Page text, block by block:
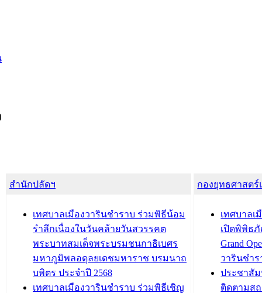
สำนักปลัดฯ
เทศบาลเมืองวารินชำราบ ร่วมพิธีน้อม
รำลึกเนื่องในวันคล้ายวันสวรรคต
พระบาทสมเด็จพระบรมชนกาธิเบศร
มหาภูมิพลอดุลยเดชมหาราช บรมนาถ
บพิตร ประจำปี 2568
เทศบาลเมืองวารินชำราบ ร่วมพิธีเชิญ
กองยุทธศาสต
เทศบาลเ
เปิดพิพิธภั
Grand
วารินชำร
ประชาสัม
ติดตามส